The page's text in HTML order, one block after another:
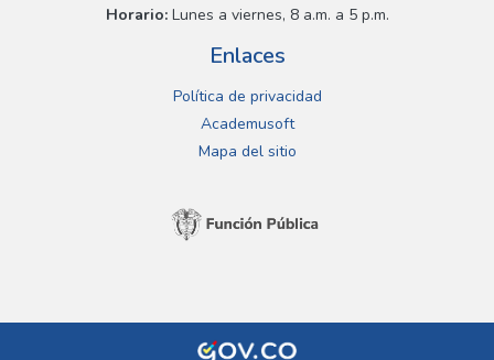
Horario:Lunes a viernes, 8 a.m. a 5 p.m.
Enlaces
Política de privacidad
Academusoft
Mapa del sitio